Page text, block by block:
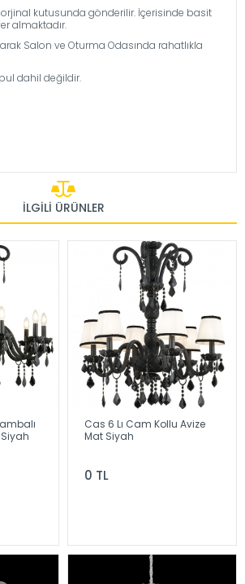
kutusunda gönderilir. İçerisinde basit
almaktadır.
Salon ve Oturma Odasında rahatlıkla
dahil değildir.
İLGILI ÜRÜNLER
Cas 6 Lı Cam Kollu Avize
Mat Siyah
0 TL